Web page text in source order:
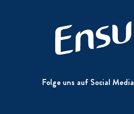
Folge uns auf Social Media